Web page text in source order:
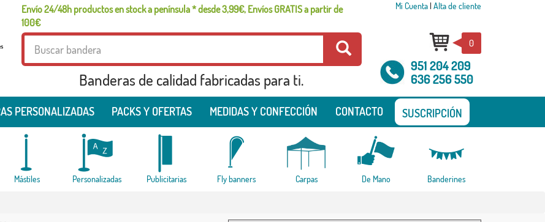
Envío 24/48h productos en stock a península * desde 3,99€, Envíos GRATIS a partir de
100€
Mi Cuenta| Alta de cliente
Banderas de calidad fabricadas para ti.
0
951 204 209
636 256 550
PERSONALIZADAS PACKS Y OFERTAS MEDIDAS Y CONFECCIÓN CONTACTO SUSCRIPCIÓN
Mástiles Personalizadas Publicitarias Fly banners Carpas De Mano Banderines